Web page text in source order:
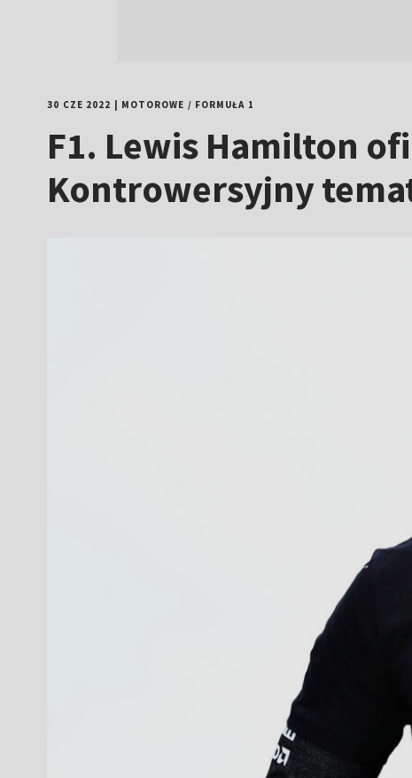
30 CZE 2022 MOTOROWE / FORMUŁA 1
F1. Lewis Hamilton
Kontrowersyjny